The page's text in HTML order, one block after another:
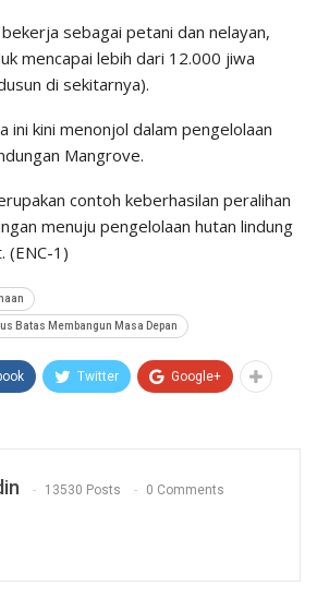
sebagai petani dan nelayan,
mencapai lebih dari 12.000 jiwa
di sekitarnya).
ini kini menonjol dalam pengelolaan
Mangrove.
contoh keberhasilan peralihan
menuju pengelolaan hutan lindung
(ENC-1)
Batas Membangun Masa Depan
Twitter Google+
13530 Posts 0 Comments